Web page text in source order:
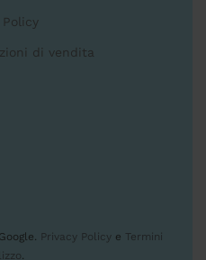
Policy
di vendita
Privacy Policy e Termini
.